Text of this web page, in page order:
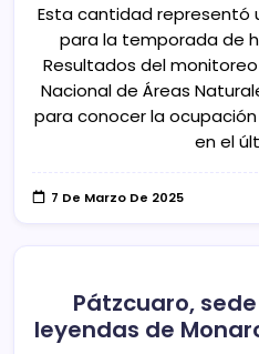
Esta cantidad representó
para la temporada de
Resultados del
Nacional de Áreas
para conocer la
en el
7 De Marzo De 2025
Pátzcuaro,
leyendas de